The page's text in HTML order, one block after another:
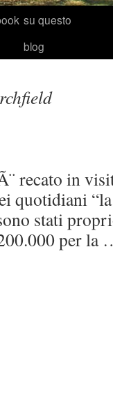
su questo
blog
recato in
quotidiani
stati
per